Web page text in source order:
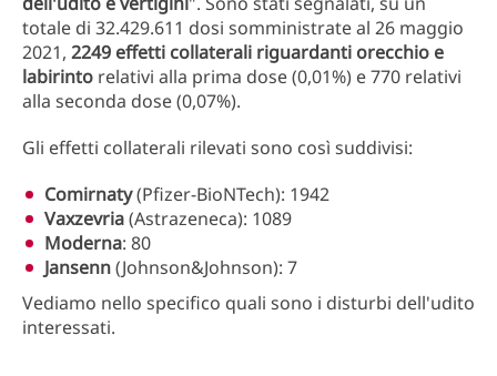
totale di 32.429.611 dosi somministrate al 26 maggio
2021, 2249 effetti collaterali riguardanti orecchio e
labirinto relativi alla prima dose (0,01%) e 770 relativi
alla seconda dose (0,07%).
Gli effetti collaterali rilevati sono così suddivisi:
Comirnaty(Pfizer-BioNTech): 1942
Vaxzevria(Astrazeneca): 1089
Moderna: 80
Jansenn(Johnson&Johnson): 7
Vediamo nello specifico quali sono i disturbi dell'udito
interessati.